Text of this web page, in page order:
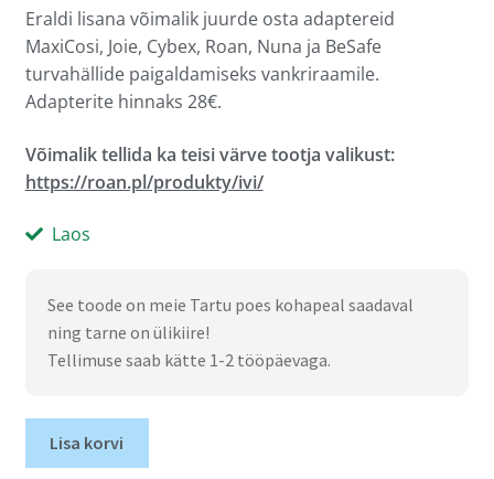
Eraldi lisana võimalik juurde osta adaptereid
MaxiCosi, Joie, Cybex, Roan, Nuna ja BeSafe
turvahällide paigaldamiseks vankriraamile.
Adapterite hinnaks 28€.
Võimalik tellida ka teisi värve tootja valikust:
https://roan.pl/produkty/ivi/
Laos
See toode on meie Tartu poes kohapeal saadaval
ning tarne on ülikiire!
Tellimuse saab kätte 1-2 tööpäevaga.
Lisa korvi